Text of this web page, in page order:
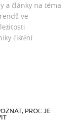
a články na téma
ve
čištění.
PROČ JE